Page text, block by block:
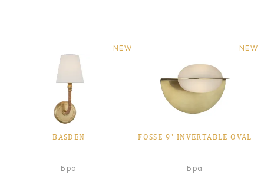
NEW
BASDEN
Бра
NEW
FOSSE 9" INVERTABLE OVAL
Бра